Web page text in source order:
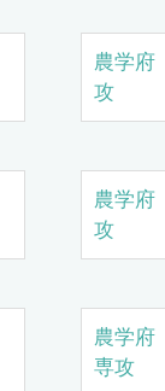
農学
攻
農学
攻
農学
専攻